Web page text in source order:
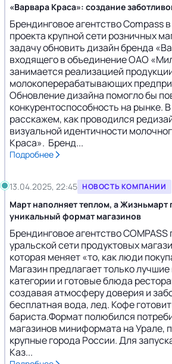
«Варвара Краса»: создание
Брендинговое агентство Compass
проекта крупной сети розничных
задачу обновить дизайн бренда
входящего в объединение ОАО
занимается реализацией
молокоперерабатывающих
Обновление дизайна помогло бы
конкурентоспособность на рынке.
расскажем, как проводился
визуальной идентичности
Краса». Бренд...
Подробнее
13.04.2025, 22:45 НОВОСТЬ КОМПАНИИ
Март наполняет теплом, а Жизньмарт
уникальный формат магазинов
Брендинговое агентство
уральской сети продуктовых
которая меняет «то, как люди
Магазин предлагает только
категории и готовые блюда
создавая атмосферу доверия и
бесплатная вода, лед. Кофе
бариста.Формат полюбился
магазинов миниформата на Урале,
крупные города России. Для
Каз...